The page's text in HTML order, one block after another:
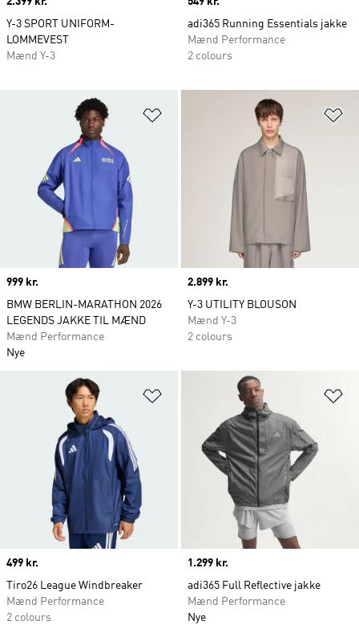
Y-3 SPORT UNIFORM-
LOMMEVEST
Mænd Y-3
adi365 Running Essentials jakke
Mænd Performance
2 colours
Føj til ønskeliste
Price
999 kr.
BMW BERLIN-MARATHON 2026
LEGENDS JAKKE TIL MÆND
Mænd Performance
Nye
Price
2.899 kr.
Y-3 UTILITY BLOUSON
Mænd Y-3
2 colours
Føj til ønskeliste
Price
499 kr.
Tiro26 League Windbreaker
Mænd Performance
2 colours
Price
1.299 kr.
adi365 Full Reflective jakke
Mænd Performance
Nye